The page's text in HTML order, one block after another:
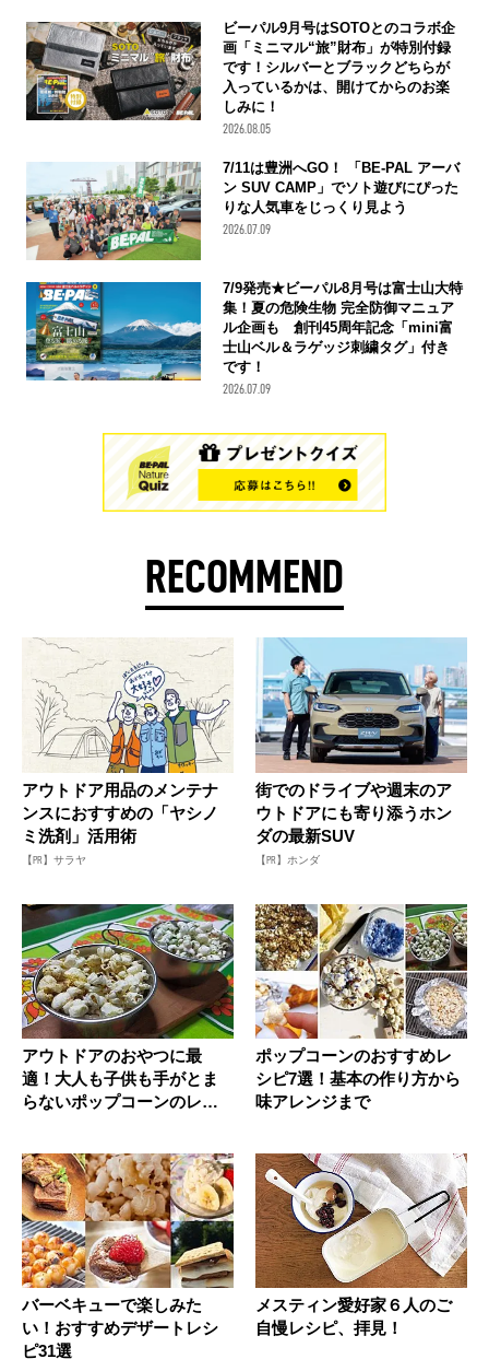
ビーパル9月号はSOTOとのコラボ企
画「ミニマル“旅”財布」が特別付録
です！シルバーとブラックどちらが
入っているかは、開けてからのお楽
しみに！
2026.08.05
7/11は豊洲へGO！ 「BE-PAL アーバ
ン SUV CAMP」でソト遊びにぴった
りな人気車をじっくり見よう
2026.07.09
7/9発売★ビーパル8月号は富士山大特
集！夏の危険生物 完全防御マニュア
ル企画も 創刊45周年記念「mini富
士山ベル＆ラゲッジ刺繍タグ」付き
です！
2026.07.09
RECOMMEND
アウトドア用品のメンテナ
ンスにおすすめの「ヤシノ
ミ洗剤」活用術
【PR】サラヤ
街でのドライブや週末のア
ウトドアにも寄り添うホン
ダの最新SUV
【PR】ホンダ
アウトドアのおやつに最
適！大人も子供も手がとま
らないポップコーンのレシ
ポップコーンのおすすめレ
シピ7選！基本の作り方から
味アレンジまで
バーベキューで楽しみた
い！おすすめデザートレシ
ピ31選
メスティン愛好家６人のご
自慢レシピ、拝見！